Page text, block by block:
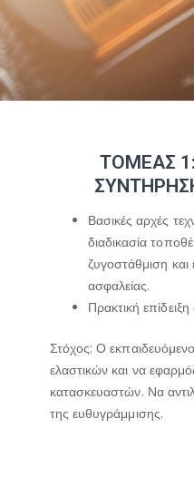
ΤΟΜΕΑΣ
Βασικές αρχές
διαδικασία
ζυγοστάθμιση
ασφαλείας.
Πρακτική
Στόχος: Ο
ελαστικών και να
κατασκευαστών. Να
της ευθυγράμμισης.